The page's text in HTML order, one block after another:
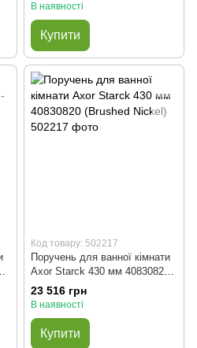
В наявності
Купити
Код товару: 502217
Поручень для ванної кімнати
Axor Starck 430 мм 40830820
(Brushed Nickel)
23 516 грн
В наявності
Купити